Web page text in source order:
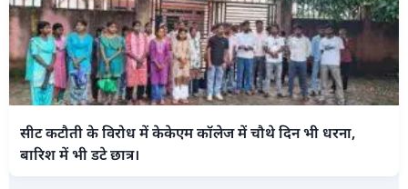
सीट कटौती के विरोध में केकेएम कॉलेज में चौथे दिन भी धरना,
बारिश में भी डटे छात्र।